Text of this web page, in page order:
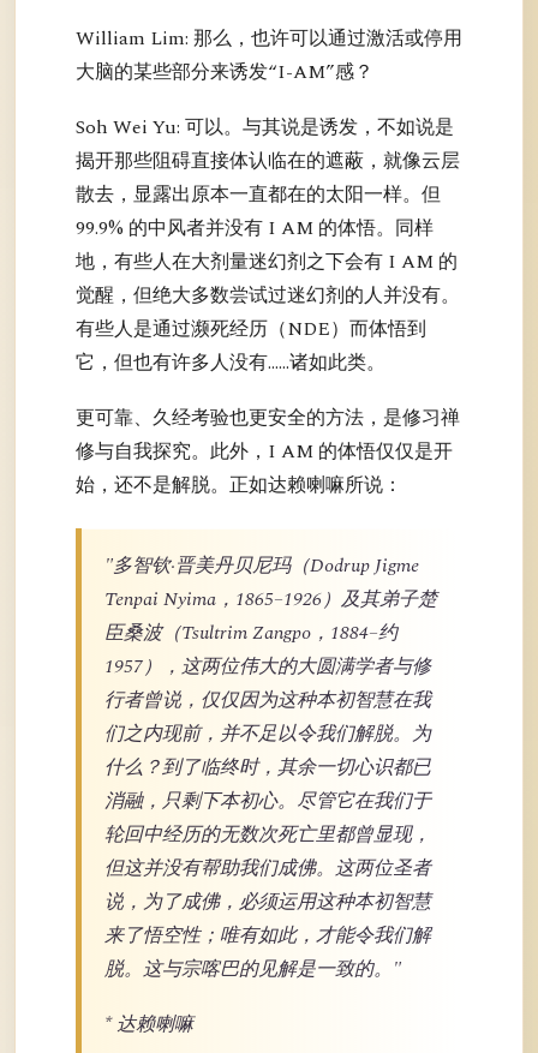
William Lim: 那么，也许可以通过激活或停用
大脑的某些部分来诱发“I-AM”感？
Soh Wei Yu: 可以。与其说是诱发，不如说是
揭开那些阻碍直接体认临在的遮蔽，就像云层
散去，显露出原本一直都在的太阳一样。但
99.9% 的中风者并没有 I AM 的体悟。同样
地，有些人在大剂量迷幻剂之下会有 I AM 的
觉醒，但绝大多数尝试过迷幻剂的人并没有。
有些人是通过濒死经历（NDE）而体悟到
它，但也有许多人没有……诸如此类。
更可靠、久经考验也更安全的方法，是修习禅
修与自我探究。此外，I AM 的体悟仅仅是开
始，还不是解脱。正如达赖喇嘛所说：
"多智钦·晋美丹贝尼玛（Dodrup Jigme
Tenpai Nyima，1865–1926）及其弟子楚
臣桑波（Tsultrim Zangpo，1884–约
1957），这两位伟大的大圆满学者与修
行者曾说，仅仅因为这种本初智慧在我
们之内现前，并不足以令我们解脱。为
什么？到了临终时，其余一切心识都已
消融，只剩下本初心。尽管它在我们于
轮回中经历的无数次死亡里都曾显现，
但这并没有帮助我们成佛。这两位圣者
说，为了成佛，必须运用这种本初智慧
来了悟空性；唯有如此，才能令我们解
脱。这与宗喀巴的见解是一致的。"
* 达赖喇嘛